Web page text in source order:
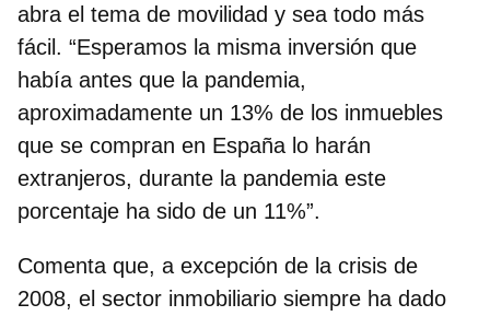
abra el tema de movilidad y sea todo más
fácil. “Esperamos la misma inversión que
había antes que la pandemia,
aproximadamente un 13% de los inmuebles
que se compran en España lo harán
extranjeros, durante la pandemia este
porcentaje ha sido de un 11%”.
Comenta que, a excepción de la crisis de
2008, el sector inmobiliario siempre ha dado